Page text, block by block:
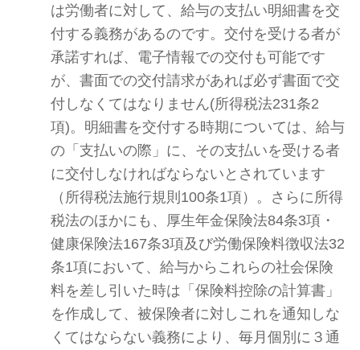
は労働者に対して、給与の支払い明細書を交
付する義務があるのです。交付を受ける者が
承諾すれば、電子情報での交付も可能です
が、書面での交付請求があれば必ず書面で交
付しなくてはなりません(所得税法231条2
項)。明細書を交付する時期については、給与
の「支払いの際」に、その支払いを受ける者
に交付しなければならないとされています
（所得税法施行規則100条1項）。さらに所得
税法のほかにも、厚生年金保険法84条3項・
健康保険法167条3項及び労働保険料徴収法32
条1項において、給与からこれらの社会保険
料を差し引いた時は「保険料控除の計算書」
を作成して、被保険者に対しこれを通知しな
くてはならない義務により、毎月個別に３通